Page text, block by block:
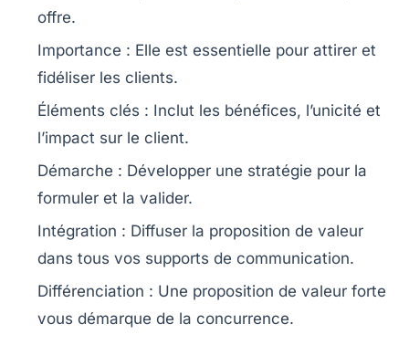
offre.
Importance : Elle est essentielle pour attirer et
fidéliser les clients.
Éléments clés : Inclut les bénéfices, l’unicité et
l’impact sur le client.
Démarche : Développer une stratégie pour la
formuler et la valider.
Intégration : Diffuser la proposition de valeur
dans tous vos supports de communication.
Différenciation : Une proposition de valeur forte
vous démarque de la concurrence.